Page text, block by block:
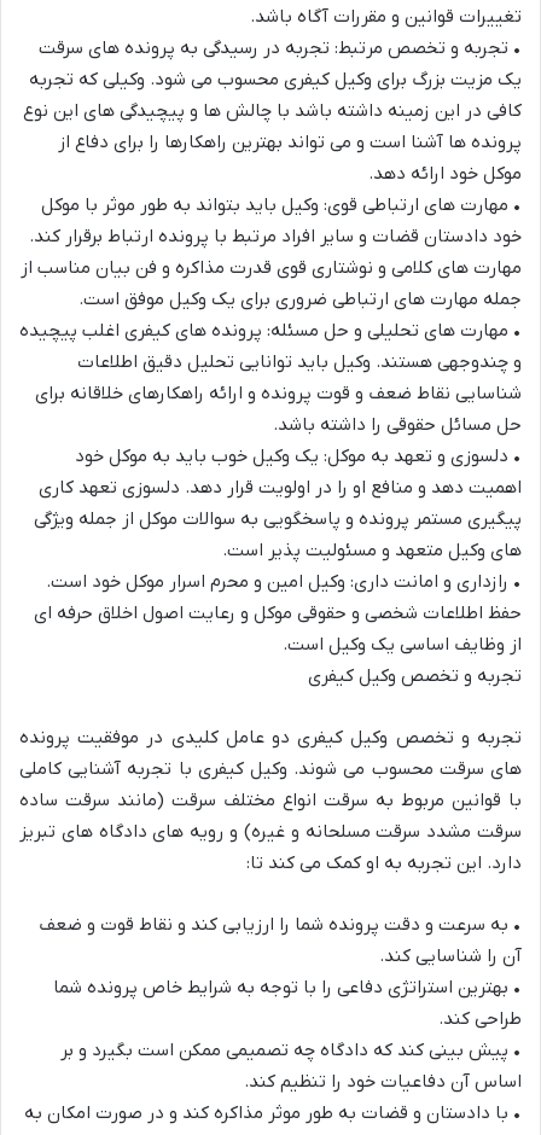
تغییرات قوانین و مقررات آگاه باشد.
• تجربه و تخصص مرتبط: تجربه در رسیدگی به پرونده های سرقت
یک مزیت بزرگ برای وکیل کیفری محسوب می شود. وکیلی که تجربه
کافی در این زمینه داشته باشد با چالش ها و پیچیدگی های این نوع
پرونده ها آشنا است و می تواند بهترین راهکارها را برای دفاع از
موکل خود ارائه دهد.
• مهارت های ارتباطی قوی: وکیل باید بتواند به طور موثر با موکل
خود دادستان قضات و سایر افراد مرتبط با پرونده ارتباط برقرار کند.
مهارت های کلامی و نوشتاری قوی قدرت مذاکره و فن بیان مناسب از
جمله مهارت های ارتباطی ضروری برای یک وکیل موفق است.
• مهارت های تحلیلی و حل مسئله: پرونده های کیفری اغلب پیچیده
و چندوجهی هستند. وکیل باید توانایی تحلیل دقیق اطلاعات
شناسایی نقاط ضعف و قوت پرونده و ارائه راهکارهای خلاقانه برای
حل مسائل حقوقی را داشته باشد.
• دلسوزی و تعهد به موکل: یک وکیل خوب باید به موکل خود
اهمیت دهد و منافع او را در اولویت قرار دهد. دلسوزی تعهد کاری
پیگیری مستمر پرونده و پاسخگویی به سوالات موکل از جمله ویژگی
های وکیل متعهد و مسئولیت پذیر است.
• رازداری و امانت داری: وکیل امین و محرم اسرار موکل خود است.
حفظ اطلاعات شخصی و حقوقی موکل و رعایت اصول اخلاق حرفه ای
از وظایف اساسی یک وکیل است.
تجربه و تخصص وکیل کیفری
تجربه و تخصص وکیل کیفری دو عامل کلیدی در موفقیت پرونده
های سرقت محسوب می شوند. وکیل کیفری با تجربه آشنایی کاملی
با قوانین مربوط به سرقت انواع مختلف سرقت (مانند سرقت ساده
سرقت مشدد سرقت مسلحانه و غیره) و رویه های دادگاه های تبریز
دارد. این تجربه به او کمک می کند تا:
• به سرعت و دقت پرونده شما را ارزیابی کند و نقاط قوت و ضعف
آن را شناسایی کند.
• بهترین استراتژی دفاعی را با توجه به شرایط خاص پرونده شما
طراحی کند.
• پیش بینی کند که دادگاه چه تصمیمی ممکن است بگیرد و بر
اساس آن دفاعیات خود را تنظیم کند.
• با دادستان و قضات به طور موثر مذاکره کند و در صورت امکان به